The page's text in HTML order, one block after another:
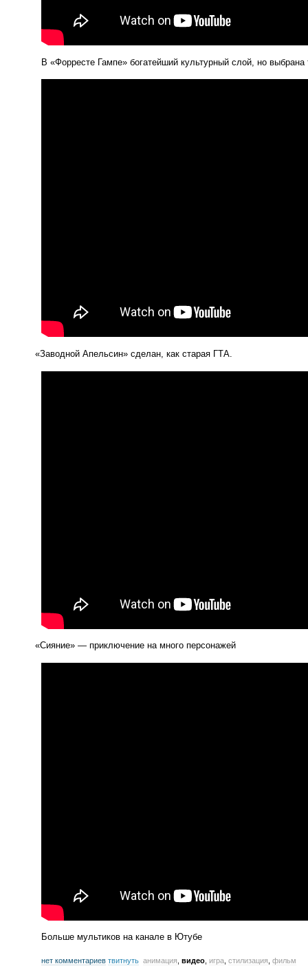
В «Форресте Гампе» богатейший культурный слой, но
«Заводной Апельсин» сделан, как старая ГТА.
«Сияние» — приключение на много персонажей
Больше мультиков на канале в Ютубе
нет комментариев твитнуть анимация видео игра стилизация фильм